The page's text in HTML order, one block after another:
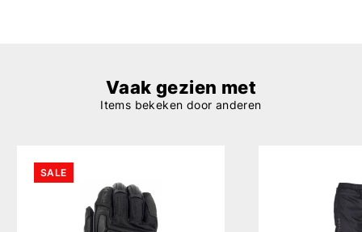
Vaak gezien met
Items bekeken door anderen
SALE